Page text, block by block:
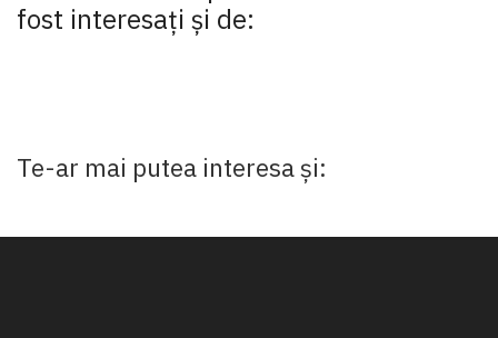
fost interesaţi şi de:
Te-ar mai putea interesa și: